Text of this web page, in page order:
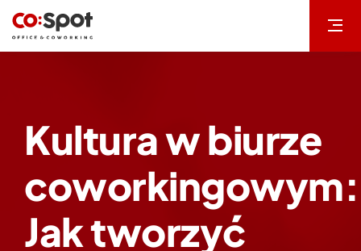
Przejdź
do
zawartości
Kultura w biurze
coworkingowym:
Jak tworzyć